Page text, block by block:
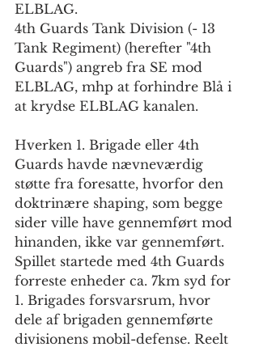
ELBLAG.
4th Guards Tank Division (- 13
Tank Regiment) (herefter "4th
Guards") angreb fra SE mod
ELBLAG, mhp at forhindre Blå i
at krydse ELBLAG kanalen.
Hverken 1. Brigade eller 4th
Guards havde nævneværdig
støtte fra foresatte, hvorfor den
doktrinære shaping, som begge
sider ville have gennemført mod
hinanden, ikke var gennemført.
Spillet startede med 4th Guards
forreste enheder ca. 7km syd for
1. Brigades forsvarsrum, hvor
dele af brigaden gennemførte
divisionens mobil-defense. Reelt